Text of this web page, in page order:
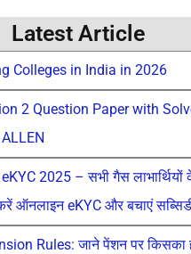
Latest Article
Colleges in India in 2026
2 Question Paper with
2025 – सभी गैस लाभार्थियों
ऑनलाइन eKYC और बचाएं
Rules: जाने पेंशन पर किसका